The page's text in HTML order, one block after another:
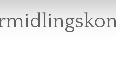
OS UNDERVISNING